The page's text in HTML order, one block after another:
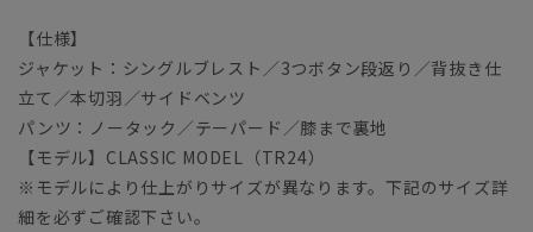
【仕様】
ジャケット：シングルブレスト／3つボタン段返り／背抜き仕
立て／本切羽／サイドベンツ
パンツ：ノータック／テーパード／膝まで裏地
【モデル】CLASSIC MODEL（TR24）
※モデルにより仕上がりサイズが異なります。下記のサイズ詳
細を必ずご確認下さい。